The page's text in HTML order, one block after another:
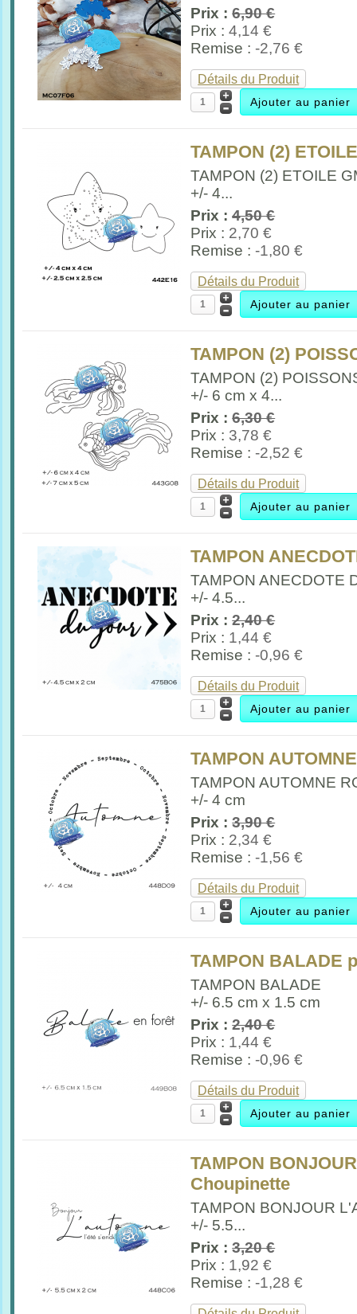
Prix :6,90 €
Prix :4,14 €
Remise :-2,76 €
Détails du Produit
TAMPON (2)
TAMPON (2) ETOILE
+/- 4...
Prix :4,50 €
Prix : 2,70 €
Remise :-1,80 €
Détails du Produit
TAMPON (2)
TAMPON (2)
+/- 6 cm x 4...
Prix :6,30 €
Prix : 3,78 €
Remise :-2,52 €
Détails du Produit
TAMPON
TAMPON ANECDOTE
+/- 4.5...
Prix :2,40 €
Prix : 1,44 €
Remise :-0,96 €
Détails du Produit
TAMPON
TAMPON AUTOMNE
+/- 4 cm
Prix :3,90 €
Prix : 2,34 €
Remise :-1,56 €
Détails du Produit
TAMPON BALADE
TAMPON BALADE
+/- 6.5 cm x 1.5 cm
Prix :2,40 €
Prix : 1,44 €
Remise :-0,96 €
Détails du Produit
TAMPON
Choupinette
TAMPON BONJOUR
+/- 5.5...
Prix :3,20 €
Prix : 1,92 €
Remise :-1,28 €